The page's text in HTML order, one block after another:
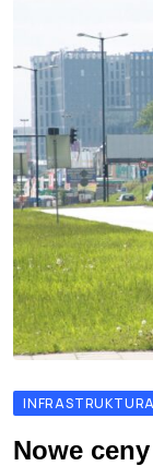
INFRASTRUKTURA
Nowe